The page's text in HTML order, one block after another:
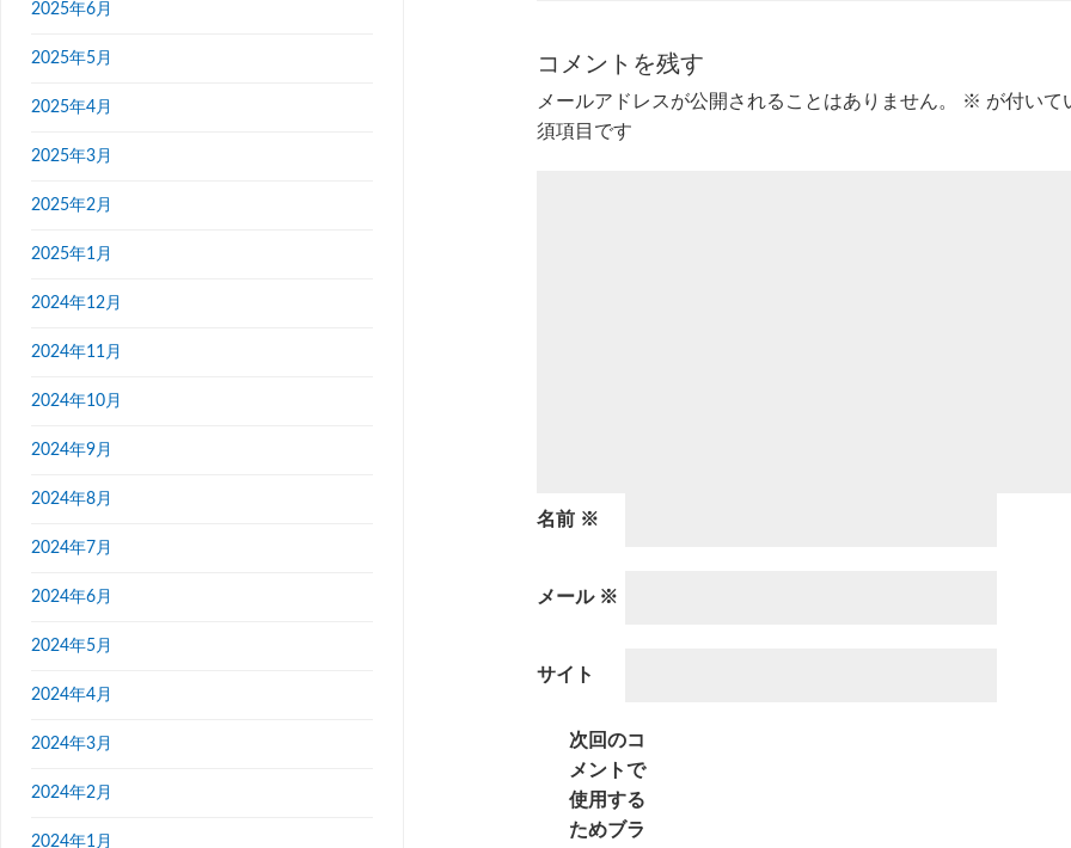
コメントを残す
メールアドレスが公開されることはありません。 ※ が付いて
須項目です
名前 ※
メール ※
サイト
次回のコ
メントで
使用する
ためブラ
2025年6月
2025年5月
2025年4月
2025年3月
2025年2月
2025年1月
2024年12月
2024年11月
2024年10月
2024年9月
2024年8月
2024年7月
2024年6月
2024年5月
2024年4月
2024年3月
2024年2月
2024年1月